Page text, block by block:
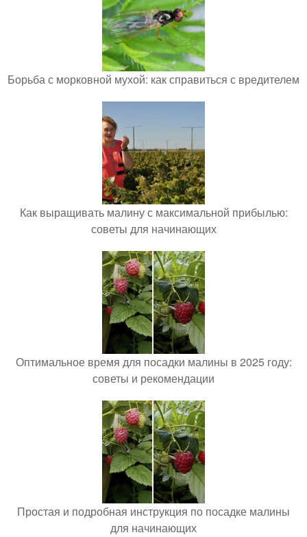
Борьба с морковной мухой: как справиться с вредителем
Как выращивать малину с максимальной прибылью:
советы для начинающих
Оптимальное время для посадки малины в 2025 году:
советы и рекомендации
Простая и подробная инструкция по посадке малины
для начинающих